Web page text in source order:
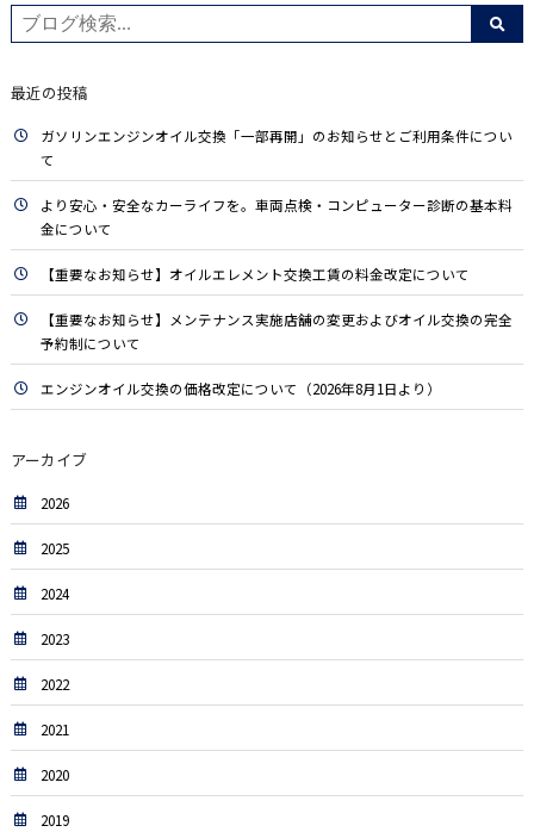
最近の投稿
ガソリンエンジンオイル交換「一部再開」のお知らせとご利用条件につい
て
より安心・安全なカーライフを。車両点検・コンピューター診断の基本料
金について
【重要なお知らせ】オイルエレメント交換工賃の料金改定について
【重要なお知らせ】メンテナンス実施店舗の変更およびオイル交換の完全
予約制について
エンジンオイル交換の価格改定について（2026年8月1日より）
アーカイブ
2026
2025
2024
2023
2022
2021
2020
2019